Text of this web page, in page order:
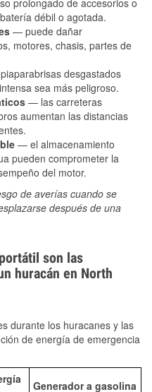
débil o agotada.
— puede dañar
motores, chasis, partes de
desgastados
sea más peligroso.
— las carreteras
aumentan las distancias
— el almacenamiento
pueden comprometer la
del motor.
de averías cuando se
después de una
son las
huracán en North
durante los huracanes y las
de energía de emergencia
Generador a gasolina